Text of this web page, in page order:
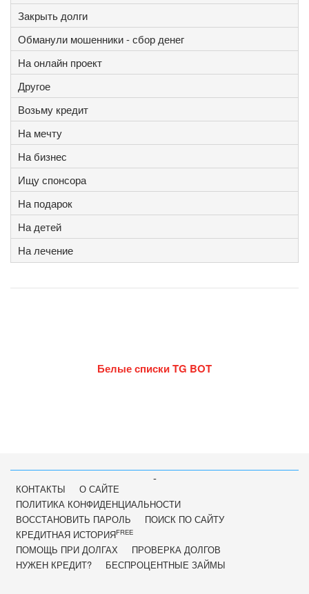
Закрыть долги
Обманули мошенники - сбор денег
На онлайн проект
Другое
Возьму кредит
На мечту
На бизнес
Ищу спонсора
На подарок
На детей
На лечение
Белые списки TG BOT
-
КОНТАКТЫ
О САЙТЕ
ПОЛИТИКА КОНФИДЕНЦИАЛЬНОСТИ
ВОССТАНОВИТЬ ПАРОЛЬ
ПОИСК ПО САЙТУ
КРЕДИТНАЯ ИСТОРИЯFREE
ПОМОЩЬ ПРИ ДОЛГАХ
ПРОВЕРКА ДОЛГОВ
НУЖЕН КРЕДИТ?
БЕСПРОЦЕНТНЫЕ ЗАЙМЫ